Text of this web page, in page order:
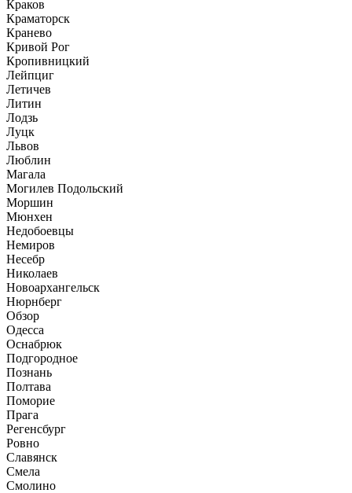
Краков
Краматорск
Кранево
Кривой Рог
Кропивницкий
Лейпциг
Летичев
Литин
Лодзь
Луцк
Львов
Люблин
Магала
Могилев Подольский
Моршин
Мюнхен
Недобоевцы
Немиров
Несебр
Николаев
Новоархангельск
Нюрнберг
Обзор
Одесса
Оснабрюк
Подгородное
Познань
Полтава
Поморие
Прага
Регенсбург
Ровно
Славянск
Смела
Смолино